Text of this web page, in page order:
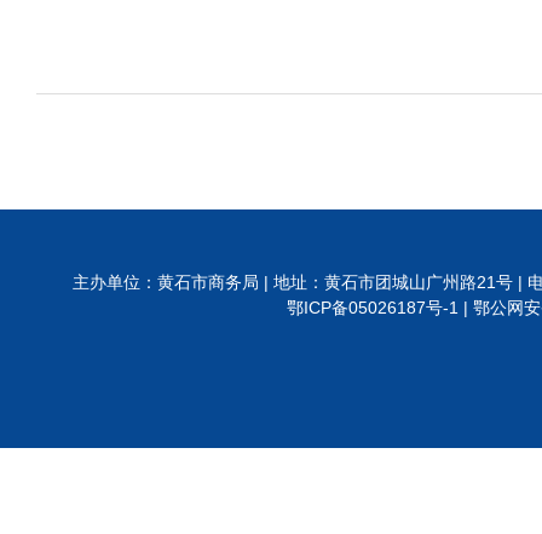
主办单位：黄石市商务局 | 地址：黄石市团城山广州路21号 |
鄂ICP备05026187号-1 | 鄂公网